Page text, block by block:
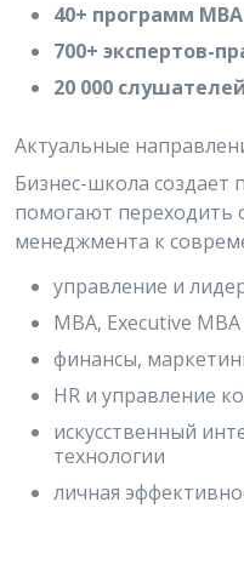
40+ программ
700+ экспертов-
20 000
Актуальные
Бизнес-школа
помогают переходить
менеджмента к
управление и
MBA, Executive
финансы,
HR и управление
искусственный
технологии
личная